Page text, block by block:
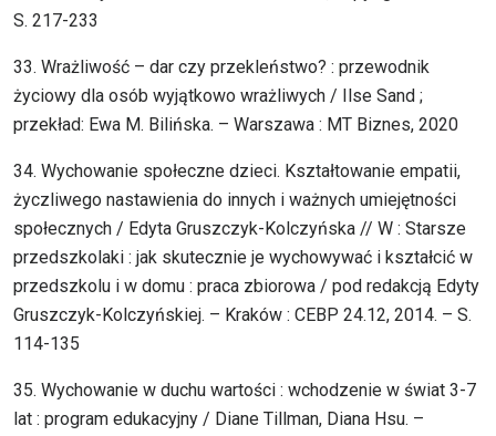
S. 217-233
33. Wrażliwość – dar czy przekleństwo? : przewodnik
życiowy dla osób wyjątkowo wrażliwych / Ilse Sand ;
przekład: Ewa M. Bilińska. – Warszawa : MT Biznes, 2020
34. Wychowanie społeczne dzieci. Kształtowanie empatii,
życzliwego nastawienia do innych i ważnych umiejętności
społecznych / Edyta Gruszczyk-Kolczyńska // W : Starsze
przedszkolaki : jak skutecznie je wychowywać i kształcić w
przedszkolu i w domu : praca zbiorowa / pod redakcją Edyty
Gruszczyk-Kolczyńskiej. – Kraków : CEBP 24.12, 2014. – S.
114-135
35. Wychowanie w duchu wartości : wchodzenie w świat 3-7
lat : program edukacyjny / Diane Tillman, Diana Hsu. –